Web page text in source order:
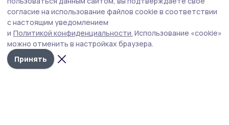
согласие на использование файлов cookie в соответствии
с настоящим уведомлением
и Политикой конфиденциальности. Использование «cookie»
можно отменить в настройках браузера.
Принять